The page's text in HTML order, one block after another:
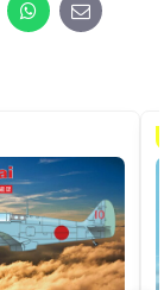
WhatsApp
E-
mail